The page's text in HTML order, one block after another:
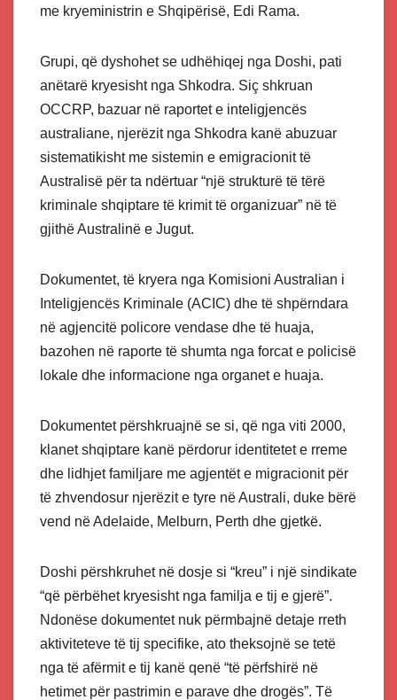
me kryeministrin e Shqipërisë, Edi Rama.
Grupi, që dyshohet se udhëhiqej nga Doshi, pati
anëtarë kryesisht nga Shkodra. Siç shkruan
OCCRP, bazuar në raportet e inteligjencës
australiane, njerëzit nga Shkodra kanë abuzuar
sistematikisht me sistemin e emigracionit të
Australisë për ta ndërtuar “një strukturë të tërë
kriminale shqiptare të krimit të organizuar” në të
gjithë Australinë e Jugut.
Dokumentet, të kryera nga Komisioni Australian i
Inteligjencës Kriminale (ACIC) dhe të shpërndara
në agjencitë policore vendase dhe të huaja,
bazohen në raporte të shumta nga forcat e policisë
lokale dhe informacione nga organet e huaja.
Dokumentet përshkruajnë se si, që nga viti 2000,
klanet shqiptare kanë përdorur identitetet e rreme
dhe lidhjet familjare me agjentët e migracionit për
të zhvendosur njerëzit e tyre në Australi, duke bërë
vend në Adelaide, Melburn, Perth dhe gjetkë.
Doshi përshkruhet në dosje si “kreu” i një sindikate
“që përbëhet kryesisht nga familja e tij e gjerë”.
Ndonëse dokumentet nuk përmbajnë detaje rreth
aktiviteteve të tij specifike, ato theksojnë se tetë
nga të afërmit e tij kanë qenë “të përfshirë në
hetimet për pastrimin e parave dhe drogës”. Të